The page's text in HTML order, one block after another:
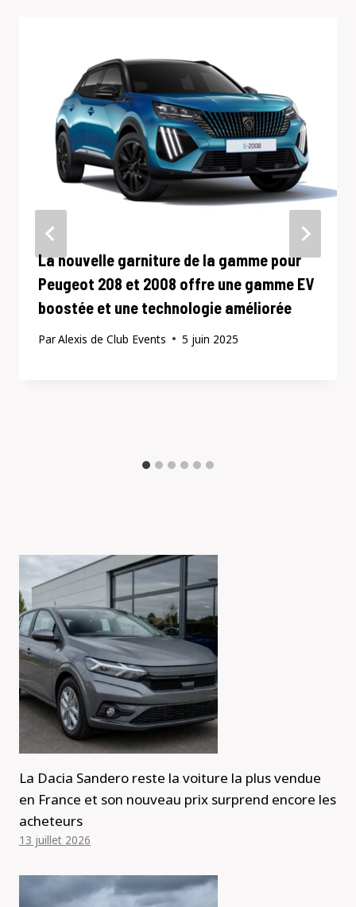
La nouvelle garniture de la gamme pour
Peugeot 208 et 2008 offre une gamme EV
boostée et une technologie améliorée
ParAlexis de Club Events 5 juin 2025
La Dacia Sandero reste la voiture la plus vendue
en France et son nouveau prix surprend encore les
acheteurs
13 juillet 2026